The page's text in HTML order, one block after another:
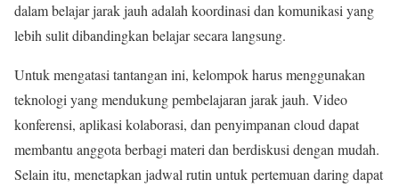
dalam belajar jarak jauh adalah koordinasi dan komunikasi yang
lebih sulit dibandingkan belajar secara langsung.
Untuk mengatasi tantangan ini, kelompok harus menggunakan
teknologi yang mendukung pembelajaran jarak jauh. Video
konferensi, aplikasi kolaborasi, dan penyimpanan cloud dapat
membantu anggota berbagi materi dan berdiskusi dengan mudah.
Selain itu, menetapkan jadwal rutin untuk pertemuan daring dapat